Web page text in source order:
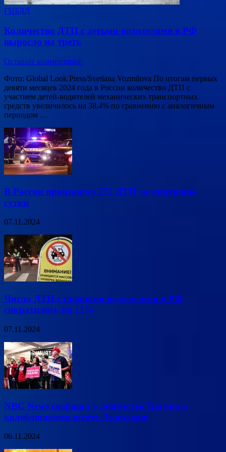
ГИБДД
Количество ДТП с детьми-водителями в РФ
выросло на треть
Оставьте комментарий
Фото: Global Look Press/Svetlana Vozmilova По итогам первых
девяти месяцев 2024 года в России количество ДТП с
участием детей-водителей механических транспортных
средств увеличилось на 38,4% по сравнению с аналогичным
периодом …
В России произошло 272 ДТП за минувшие
сутки
07.11.2024
Число ДТП с пьяными водителями в РФ
сократилось на 11%
07.11.2024
NBC News сообщил о лидерстве Трампа в
колеблющемся штате Джорджия
06.11.2024